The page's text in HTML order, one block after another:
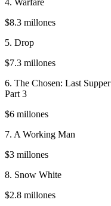
$8.3 millones
5. Drop
$7.3 millones
6. The Chosen: Last Supper
Part 3
$6 millones
7. A Working Man
$3 millones
8. Snow White
$2.8 millones